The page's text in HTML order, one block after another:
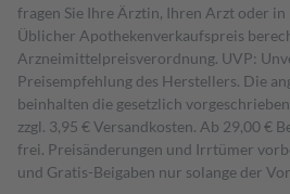
fragen Sie Ihre Ärztin, Ihren Arzt oder
Üblicher Apothekenverkaufspreis
Arzneimittelpreisverordnung. UVP:
Preisempfehlung des Herstellers. Die
beinhalten die gesetzlich
zzgl. 3,95 € Versandkosten. Ab 29,00 €
frei. Preisänderungen und Irrtümer
und Gratis-Beigaben nur solange der